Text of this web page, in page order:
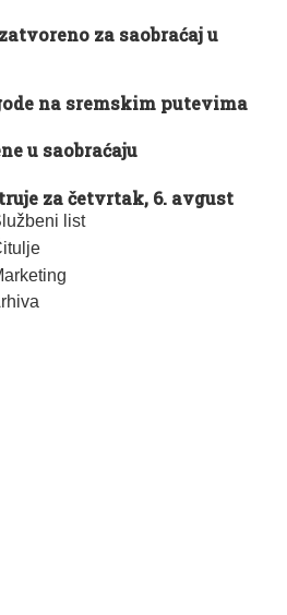
list
za saobraćaj u
na sremskim putevima
u saobraćaju
za četvrtak, 6. avgust